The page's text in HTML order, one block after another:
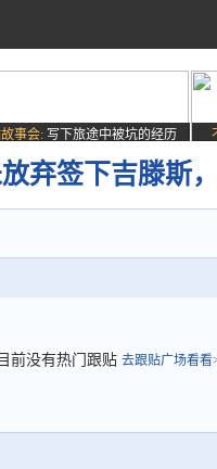
事会: 写下旅途中被坑的经历
弃签下吉滕斯
目前没有热门跟贴 去跟贴广场看看